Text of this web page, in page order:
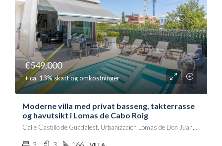
€549,000
+ ca. 13% skatt og omkostninger
Moderne villa med privat basseng, takterrasse
og havutsikt i Lomas de Cabo Roig
Calle Castillo de Guadalest, Urbanización Lomas de Don Juan, Villa Martín, Orihuela, el Baix Segura / La Vega Baja, Alacant / Alicante, Comunitat Valenciana, 03189, España
3 3 166